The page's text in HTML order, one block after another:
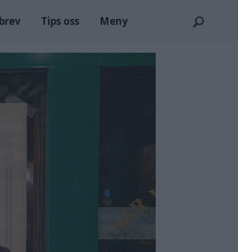
Tips oss Meny